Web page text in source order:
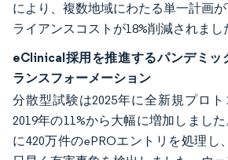
により、複数地域にわたる単一計画
ライアンスコストが18%削減されまし
eClinical採用を推進するパンデミッ
ランスフォーメーション
分散型試験は2025年に全新規プロト
2019年の11%から大幅に増加しまし
に420万件のePROエントリを処理し